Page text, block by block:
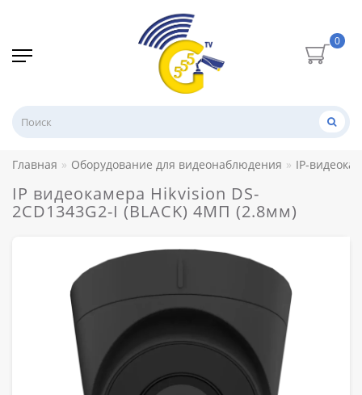
0
Главная Оборудование для видеонаблюдения IP-
IP видеокамера Hikvision DS-
2CD1343G2-I (BLACK) 4МП (2.8мм)